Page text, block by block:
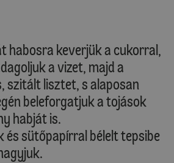
habosra keverjük a cukorral,
a vizet, majd a
szitált lisztet, s alaposan
beleforgatjuk a tojások
habját is.
és sütőpapírral bélelt tepsibe